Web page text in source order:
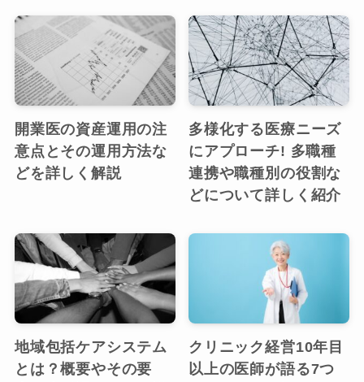
開業医の資産運用の注
意点とその運用方法な
どを詳しく解説
多様化する医療ニーズ
にアプローチ! 多職種
連携や職種別の役割な
どについて詳しく紹介
地域包括ケアシステム
とは？概要やその要
クリニック経営10年目
以上の医師が語る7つ